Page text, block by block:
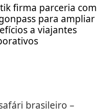
firma parceria com
para ampliar
a viajantes
brasileiro –